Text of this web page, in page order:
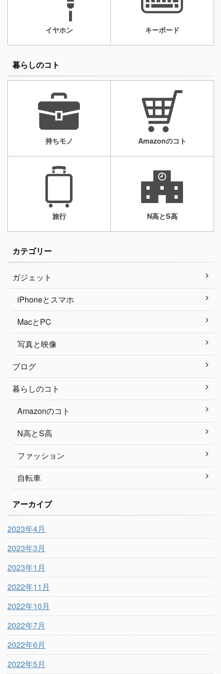
イヤホン キーボード
暮らしのコト
持ちモノ Amazonのコト
旅行 N高とS高
カテゴリー
ガジェット
iPhoneとスマホ
MacとPC
写真と映像
ブログ
暮らしのコト
Amazonのコト
N高とS高
ファッション
自転車
アーカイブ
2023年4月
2023年3月
2023年1月
2022年11月
2022年10月
2022年7月
2022年6月
2022年5月